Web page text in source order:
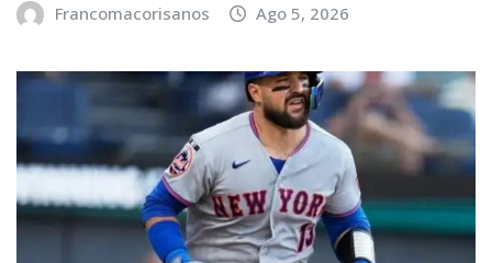
Francomacorisanos Ago 5, 2026